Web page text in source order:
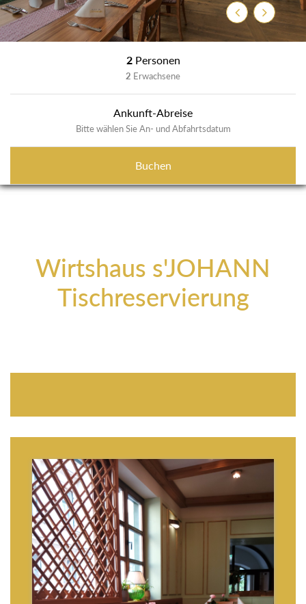
ZurückWeiter
2 Personen
2 Erwachsene
Ankunft-Abreise
Bitte wählen Sie An- und Abfahrtsdatum
Buchen
Wirtshaus s'JOHANN
Tischreservierung